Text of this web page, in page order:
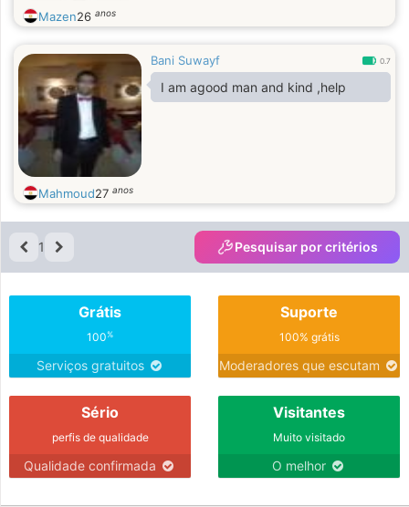
Mazen26 anos
Bani Suwayf 0.7
I am agood man and kind ,help
Mahmoud27 anos
1 Pesquisar por critérios
Grátis
100%
Serviços gratuitos
Suporte
100% grátis
Moderadores que escutam
Sério
perfis de qualidade
Qualidade confirmada
Visitantes
Muito visitado
O melhor